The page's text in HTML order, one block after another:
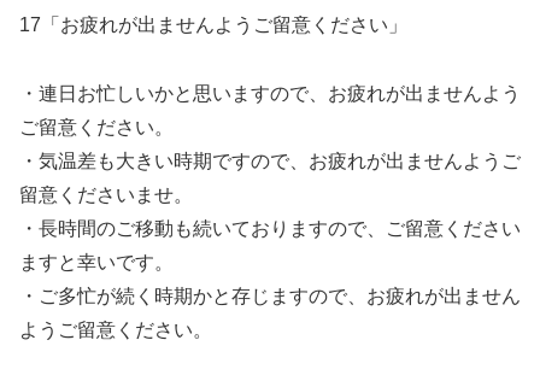
17「お疲れが出ませんようご留意ください」
・連日お忙しいかと思いますので、お疲れが出ませんよう
ご留意ください。
・気温差も大きい時期ですので、お疲れが出ませんようご
留意くださいませ。
・長時間のご移動も続いておりますので、ご留意ください
ますと幸いです。
・ご多忙が続く時期かと存じますので、お疲れが出ません
ようご留意ください。